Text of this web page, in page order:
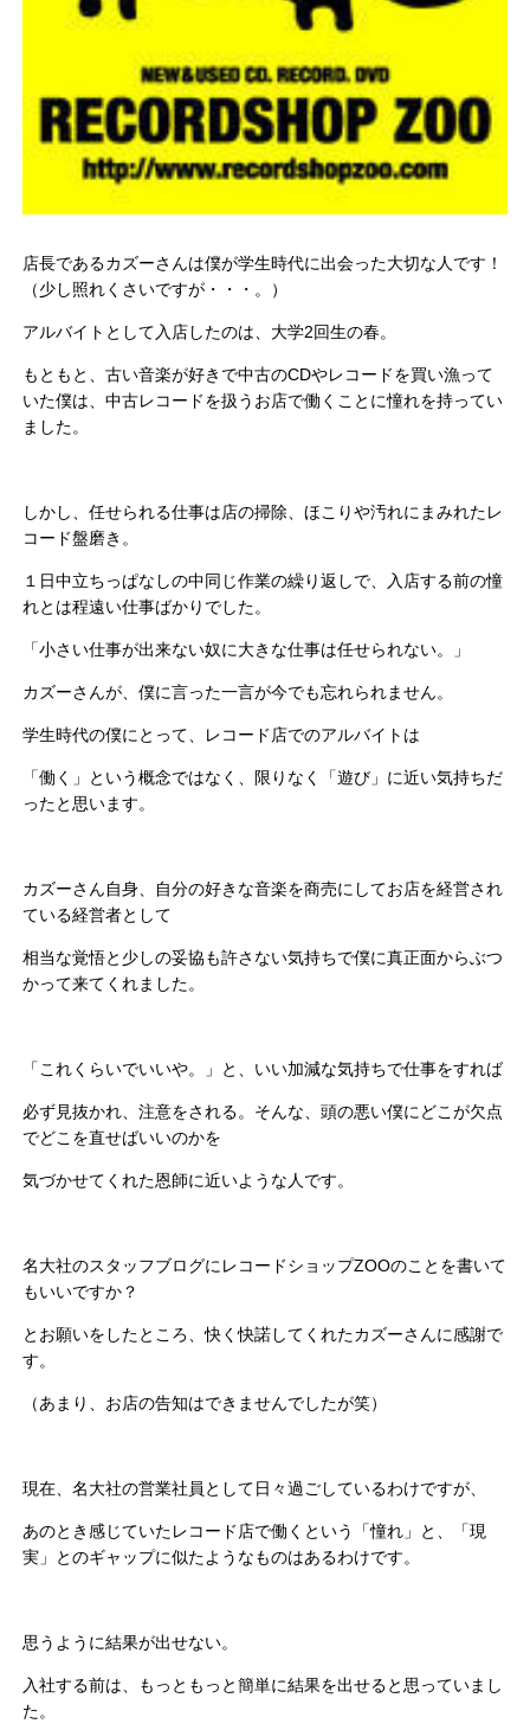
店長であるカズーさんは僕が学生時代に出会った大切な人です！
（少し照れくさいですが・・・。）
アルバイトとして入店したのは、大学2回生の春。
もともと、古い音楽が好きで中古のCDやレコードを買い漁って
いた僕は、中古レコードを扱うお店で働くことに憧れを持ってい
ました。
しかし、任せられる仕事は店の掃除、ほこりや汚れにまみれたレ
コード盤磨き。
１日中立ちっぱなしの中同じ作業の繰り返しで、入店する前の憧
れとは程遠い仕事ばかりでした。
「小さい仕事が出来ない奴に大きな仕事は任せられない。」
カズーさんが、僕に言った一言が今でも忘れられません。
学生時代の僕にとって、レコード店でのアルバイトは
「働く」という概念ではなく、限りなく「遊び」に近い気持ちだ
ったと思います。
カズーさん自身、自分の好きな音楽を商売にしてお店を経営され
ている経営者として
相当な覚悟と少しの妥協も許さない気持ちで僕に真正面からぶつ
かって来てくれました。
「これくらいでいいや。」と、いい加減な気持ちで仕事をすれば
必ず見抜かれ、注意をされる。そんな、頭の悪い僕にどこが欠点
でどこを直せばいいのかを
気づかせてくれた恩師に近いような人です。
名大社のスタッフブログにレコードショップZOOのことを書いて
もいいですか？
とお願いをしたところ、快く快諾してくれたカズーさんに感謝で
す。
（あまり、お店の告知はできませんでしたが笑）
現在、名大社の営業社員として日々過ごしているわけですが、
あのとき感じていたレコード店で働くという「憧れ」と、「現
実」とのギャップに似たようなものはあるわけです。
思うように結果が出せない。
入社する前は、もっともっと簡単に結果を出せると思っていまし
た。